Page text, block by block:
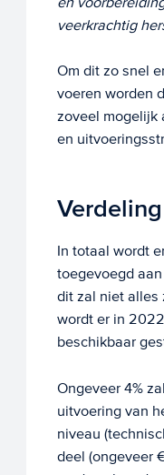
veerkrachtig
Om dit zo snel
voeren worden
zoveel mogelijk
en
In totaal wordt
toegevoegd
dit zal niet alles
wordt er in
beschikbaar
Ongeveer 4%
uitvoering van
niveau
deel (ongeveer